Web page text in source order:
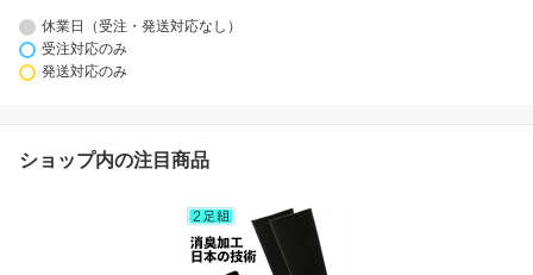
休業日（受注・発送対応なし）
受注対応のみ
発送対応のみ
ショップ内の注目商品